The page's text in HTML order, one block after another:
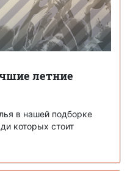
летние
в нашей подборке
которых стоит